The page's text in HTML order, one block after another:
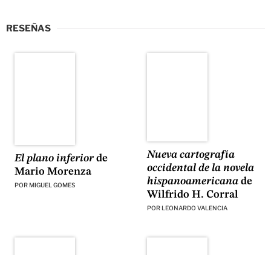
RESEÑAS
El plano inferiorde
Mario Morenza
POR MIGUEL GOMES
Nueva cartografía
occidental de la novela
hispanoamericanade
Wilfrido H. Corral
POR LEONARDO VALENCIA